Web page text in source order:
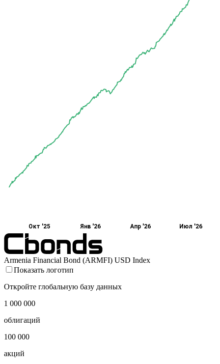
Окт '25 Янв '26 Апр '26 Июл '26
Armenia Financial Bond (ARMFI) USD Index
Показать логотип
Откройте глобальную базу данных
1 000 000
облигаций
100 000
акций